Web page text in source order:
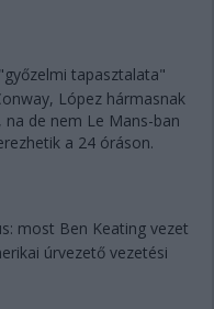
tapasztalata"
López hármasnak
de nem Le Mans-ban
a 24 óráson.
most Ben Keating vezet
úrvezető vezetési